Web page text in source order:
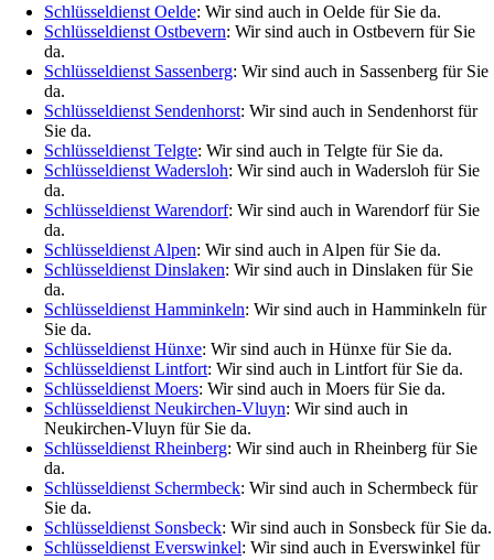
Schlüsseldienst Oelde: Wir sind auch in Oelde für Sie da.
Schlüsseldienst Ostbevern: Wir sind auch in Ostbevern für Sie
da.
Schlüsseldienst Sassenberg: Wir sind auch in Sassenberg für Sie
da.
Schlüsseldienst Sendenhorst: Wir sind auch in Sendenhorst für
Sie da.
Schlüsseldienst Telgte: Wir sind auch in Telgte für Sie da.
Schlüsseldienst Wadersloh: Wir sind auch in Wadersloh für Sie
da.
Schlüsseldienst Warendorf: Wir sind auch in Warendorf für Sie
da.
Schlüsseldienst Alpen: Wir sind auch in Alpen für Sie da.
Schlüsseldienst Dinslaken: Wir sind auch in Dinslaken für Sie
da.
Schlüsseldienst Hamminkeln: Wir sind auch in Hamminkeln für
Sie da.
Schlüsseldienst Hünxe: Wir sind auch in Hünxe für Sie da.
Schlüsseldienst Lintfort: Wir sind auch in Lintfort für Sie da.
Schlüsseldienst Moers: Wir sind auch in Moers für Sie da.
Schlüsseldienst Neukirchen-Vluyn: Wir sind auch in
Neukirchen-Vluyn für Sie da.
Schlüsseldienst Rheinberg: Wir sind auch in Rheinberg für Sie
da.
Schlüsseldienst Schermbeck: Wir sind auch in Schermbeck für
Sie da.
Schlüsseldienst Sonsbeck: Wir sind auch in Sonsbeck für Sie da.
Schlüsseldienst Everswinkel: Wir sind auch in Everswinkel für